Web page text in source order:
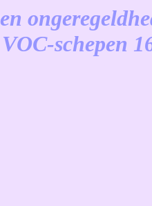
schepen